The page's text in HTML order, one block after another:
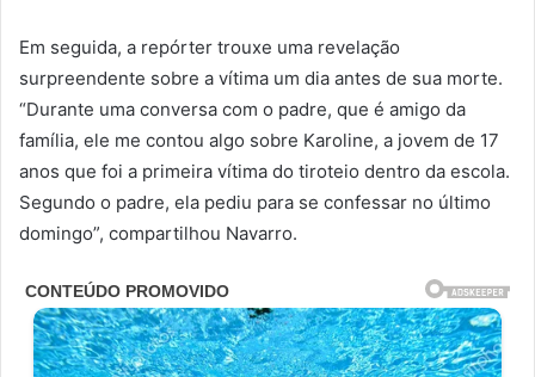
Em seguida, a repórter trouxe uma revelação
surpreendente sobre a vítima um dia antes de sua morte.
“Durante uma conversa com o padre, que é amigo da
família, ele me contou algo sobre Karoline, a jovem de 17
anos que foi a primeira vítima do tiroteio dentro da escola.
Segundo o padre, ela pediu para se confessar no último
domingo”, compartilhou Navarro.